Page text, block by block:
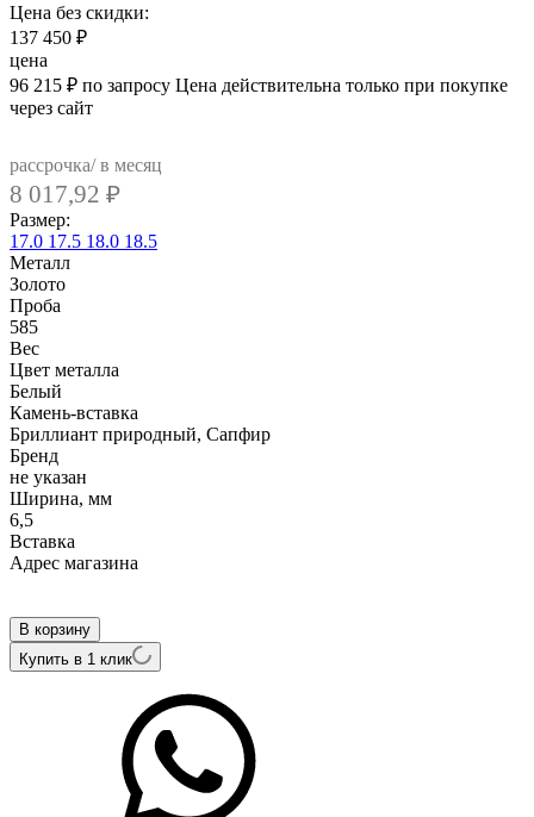
Цена без скидки:
137 450 ₽
цена
96 215 ₽ по запросу Цена действительна только при покупке
через сайт
рассрочка/ в месяц
8 017,92 ₽
Размер:
17.0 17.5 18.0 18.5
Металл
Золото
Проба
585
Вес
Цвет металла
Белый
Камень-вставка
Бриллиант природный, Сапфир
Бренд
не указан
Ширина, мм
6,5
Вcтавка
Адрес магазина
В корзину
Купить в 1 клик